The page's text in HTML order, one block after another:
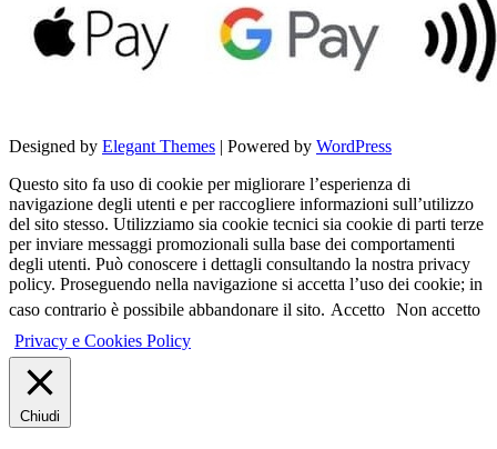
Designed by Elegant Themes | Powered by WordPress
Questo sito fa uso di cookie per migliorare l’esperienza di
navigazione degli utenti e per raccogliere informazioni sull’utilizzo
del sito stesso. Utilizziamo sia cookie tecnici sia cookie di parti terze
per inviare messaggi promozionali sulla base dei comportamenti
degli utenti. Può conoscere i dettagli consultando la nostra privacy
policy. Proseguendo nella navigazione si accetta l’uso dei cookie; in
caso contrario è possibile abbandonare il sito. Accetto Non accetto
Privacy e Cookies Policy
Chiudi